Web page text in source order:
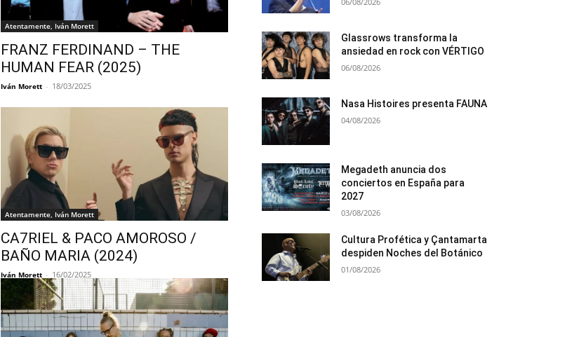
Atentamente, Iván Morett
FRANZ FERDINAND – THE
HUMAN FEAR (2025)
Iván Morett - 18/03/2025
Atentamente, Iván Morett
CA7RIEL & PACO AMOROSO /
BAÑO MARIA (2024)
Iván Morett - 16/02/2025
Glassrows transforma la
ansiedad en rock con VÉRTIGO
06/08/2026
Nasa Histoires presenta FAUNA
04/08/2026
Megadeth anuncia dos
conciertos en España para
2027
03/08/2026
Cultura Profética y Çantamarta
despiden Noches del Botánico
01/08/2026